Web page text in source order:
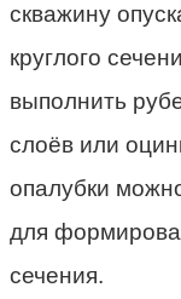
скважину
круглого
выполнить
слоёв или
опалубки
для
сечения.